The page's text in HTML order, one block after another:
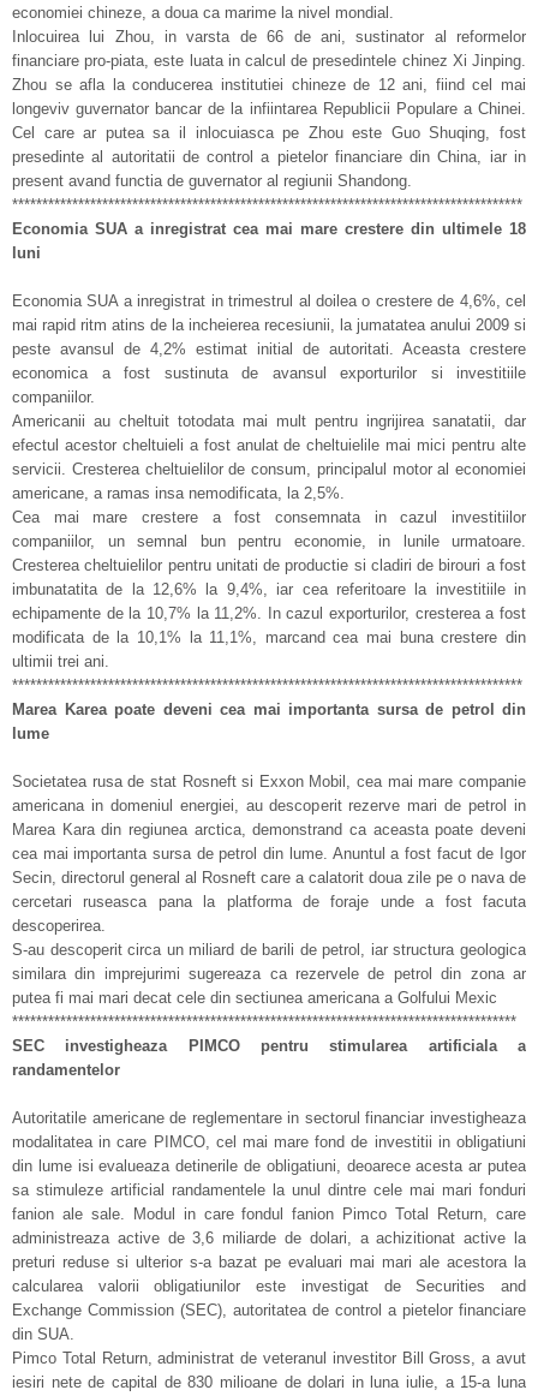
economiei chineze, a doua ca marime la nivel mondial.
Inlocuirea lui Zhou, in varsta de 66 de ani, sustinator al reformelor
financiare pro-piata, este luata in calcul de presedintele chinez Xi Jinping.
Zhou se afla la conducerea institutiei chineze de 12 ani, fiind cel mai
longeviv guvernator bancar de la infiintarea Republicii Populare a Chinei.
Cel care ar putea sa il inlocuiasca pe Zhou este Guo Shuqing, fost
presedinte al autoritatii de control a pietelor financiare din China, iar in
present avand functia de guvernator al regiunii Shandong.
*************************************************************************************
Economia SUA a inregistrat cea mai mare crestere din ultimele 18
luni
Economia SUA a inregistrat in trimestrul al doilea o crestere de 4,6%, cel
mai rapid ritm atins de la incheierea recesiunii, la jumatatea anului 2009 si
peste avansul de 4,2% estimat initial de autoritati. Aceasta crestere
economica a fost sustinuta de avansul exporturilor si investitiile
companiilor.
Americanii au cheltuit totodata mai mult pentru ingrijirea sanatatii, dar
efectul acestor cheltuieli a fost anulat de cheltuielile mai mici pentru alte
servicii. Cresterea cheltuielilor de consum, principalul motor al economiei
americane, a ramas insa nemodificata, la 2,5%.
Cea mai mare crestere a fost consemnata in cazul investitiilor
companiilor, un semnal bun pentru economie, in lunile urmatoare.
Cresterea cheltuielilor pentru unitati de productie si cladiri de birouri a fost
imbunatatita de la 12,6% la 9,4%, iar cea referitoare la investitiile in
echipamente de la 10,7% la 11,2%. In cazul exporturilor, cresterea a fost
modificata de la 10,1% la 11,1%, marcand cea mai buna crestere din
ultimii trei ani.
*************************************************************************************
Marea Karea poate deveni cea mai importanta sursa de petrol din
lume
Societatea rusa de stat Rosneft si Exxon Mobil, cea mai mare companie
americana in domeniul energiei, au descoperit rezerve mari de petrol in
Marea Kara din regiunea arctica, demonstrand ca aceasta poate deveni
cea mai importanta sursa de petrol din lume. Anuntul a fost facut de Igor
Secin, directorul general al Rosneft care a calatorit doua zile pe o nava de
cercetari ruseasca pana la platforma de foraje unde a fost facuta
descoperirea.
S-au descoperit circa un miliard de barili de petrol, iar structura geologica
similara din imprejurimi sugereaza ca rezervele de petrol din zona ar
putea fi mai mari decat cele din sectiunea americana a Golfului Mexic
************************************************************************************
SEC investigheaza PIMCO pentru stimularea artificiala a
randamentelor
Autoritatile americane de reglementare in sectorul financiar investigheaza
modalitatea in care PIMCO, cel mai mare fond de investitii in obligatiuni
din lume isi evalueaza detinerile de obligatiuni, deoarece acesta ar putea
sa stimuleze artificial randamentele la unul dintre cele mai mari fonduri
fanion ale sale. Modul in care fondul fanion Pimco Total Return, care
administreaza active de 3,6 miliarde de dolari, a achizitionat active la
preturi reduse si ulterior s-a bazat pe evaluari mai mari ale acestora la
calcularea valorii obligatiunilor este investigat de Securities and
Exchange Commission (SEC), autoritatea de control a pietelor financiare
din SUA.
Pimco Total Return, administrat de veteranul investitor Bill Gross, a avut
iesiri nete de capital de 830 milioane de dolari in luna iulie, a 15-a luna